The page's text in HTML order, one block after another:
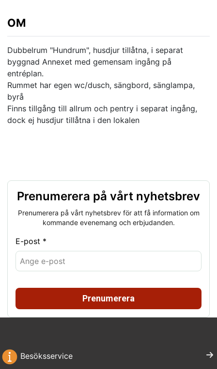
OM
Dubbelrum "Hundrum", husdjur tillåtna, i separat
byggnad Annexet med gemensam ingång på
entréplan.
Rummet har egen wc/dusch, sängbord, sänglampa,
byrå
Finns tillgång till allrum och pentry i separat ingång,
dock ej husdjur tillåtna i den lokalen
Prenumerera på vårt nyhetsbrev
Prenumerera på vårt nyhetsbrev för att få information om
kommande evenemang och erbjudanden.
E-post *
Prenumerera
Besöksservice